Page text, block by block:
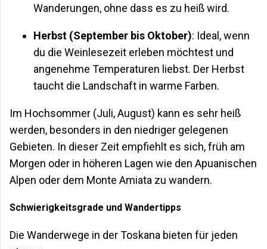
Wanderungen, ohne dass es zu heiß wird.
Herbst (September bis Oktober): Ideal, wenn
du die Weinlesezeit erleben möchtest und
angenehme Temperaturen liebst. Der Herbst
taucht die Landschaft in warme Farben.
Im Hochsommer (Juli, August) kann es sehr heiß
werden, besonders in den niedriger gelegenen
Gebieten. In dieser Zeit empfiehlt es sich, früh am
Morgen oder in höheren Lagen wie den Apuanischen
Alpen oder dem Monte Amiata zu wandern.
Schwierigkeitsgrade und Wandertipps
Die Wanderwege in der Toskana bieten für jeden